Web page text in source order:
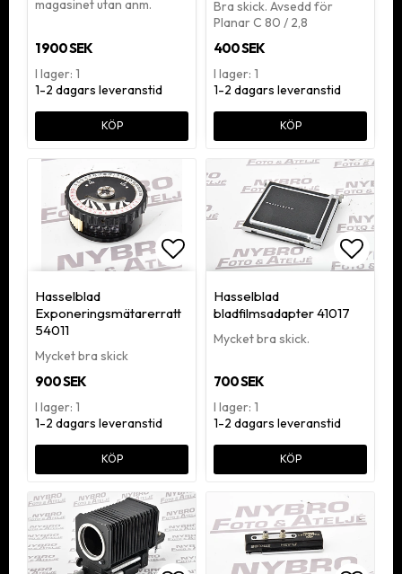
magasinet utan anm.
1 900 SEK
I lager: 1
1-2 dagars leveranstid
KÖP
Bra skick. Avsedd för
Planar C 80 / 2,8
400 SEK
I lager: 1
1-2 dagars leveranstid
KÖP
Lägg till i favoritlistan
Hasselblad
Exponeringsmätarerratt
54011
Mycket bra skick
900 SEK
I lager: 1
1-2 dagars leveranstid
KÖP
Lägg
Hasselblad
bladfilmsadapter 41017
Mycket bra skick.
700 SEK
I lager: 1
1-2 dagars leveranstid
KÖP